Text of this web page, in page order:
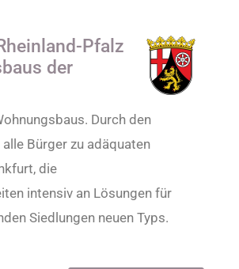
Pfalz
der
Durch den
Bürger zu adäquaten
die
intensiv an Lösungen für
Siedlungen neuen Typs.